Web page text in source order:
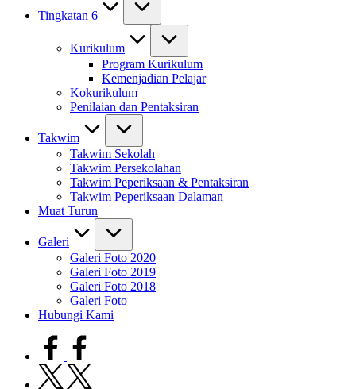
Tingkatan 6
Kurikulum
Program Kurikulum
Kemenjadian Pelajar
Kokurikulum
Penilaian dan Pentaksiran
Takwim
Takwim Sekolah
Takwim Persekolahan
Takwim Peperiksaan & Pentaksiran
Takwim Peperiksaan Dalaman
Muat Turun
Galeri
Galeri Foto 2020
Galeri Foto 2019
Galeri Foto 2018
Galeri Foto
Hubungi Kami
facebook.com
twitter.com